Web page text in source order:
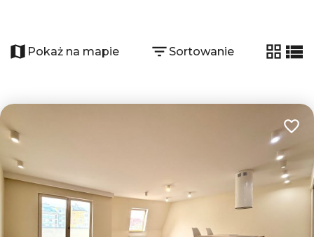
−Pokaż na mapie Sortowanie
tabela